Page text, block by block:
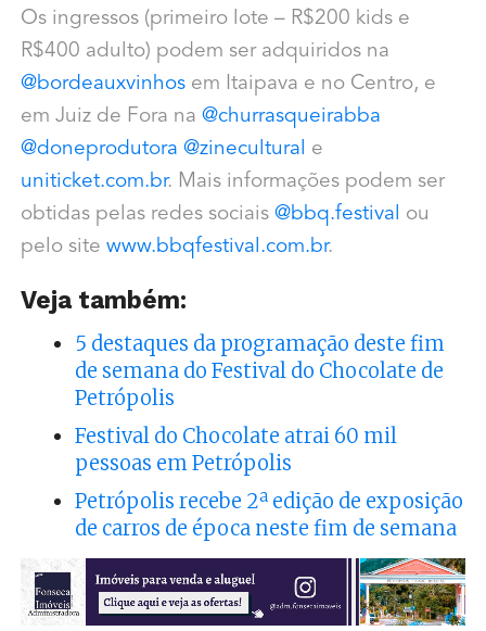
Os ingressos (primeiro lote – R$200 kids e
R$400 adulto) podem ser adquiridos na
@bordeauxvinhosem Itaipava e no Centro, e
em Juiz de Fora na @churrasqueirabba
@doneprodutora @zinecultural e
uniticket.com.br. Mais informações podem ser
obtidas pelas redes sociais @bbq.festival ou
pelo site www.bbqfestival.com.br.
Veja também:
5 destaques da programação deste fim
de semana do Festival do Chocolate de
Petrópolis
Festival do Chocolate atrai 60 mil
pessoas em Petrópolis
Petrópolis recebe 2ª edição de exposição
de carros de época neste fim de semana